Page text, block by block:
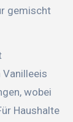
gemischt
wobei
Haushalte